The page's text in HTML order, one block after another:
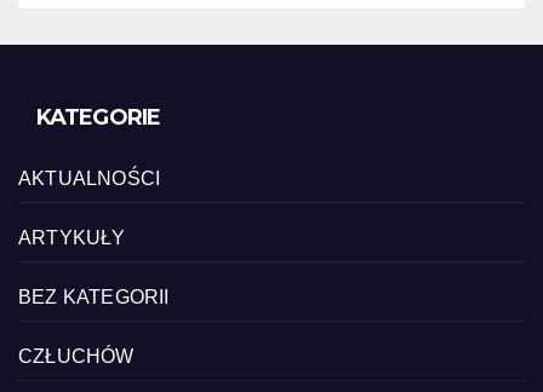
KATEGORIE
AKTUALNOŚCI
ARTYKUŁY
BEZ KATEGORII
CZŁUCHÓW